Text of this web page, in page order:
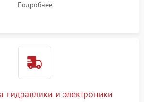
насосу, ТЭНу и сливной помпе.
Подробнее
гидравлики и электроники